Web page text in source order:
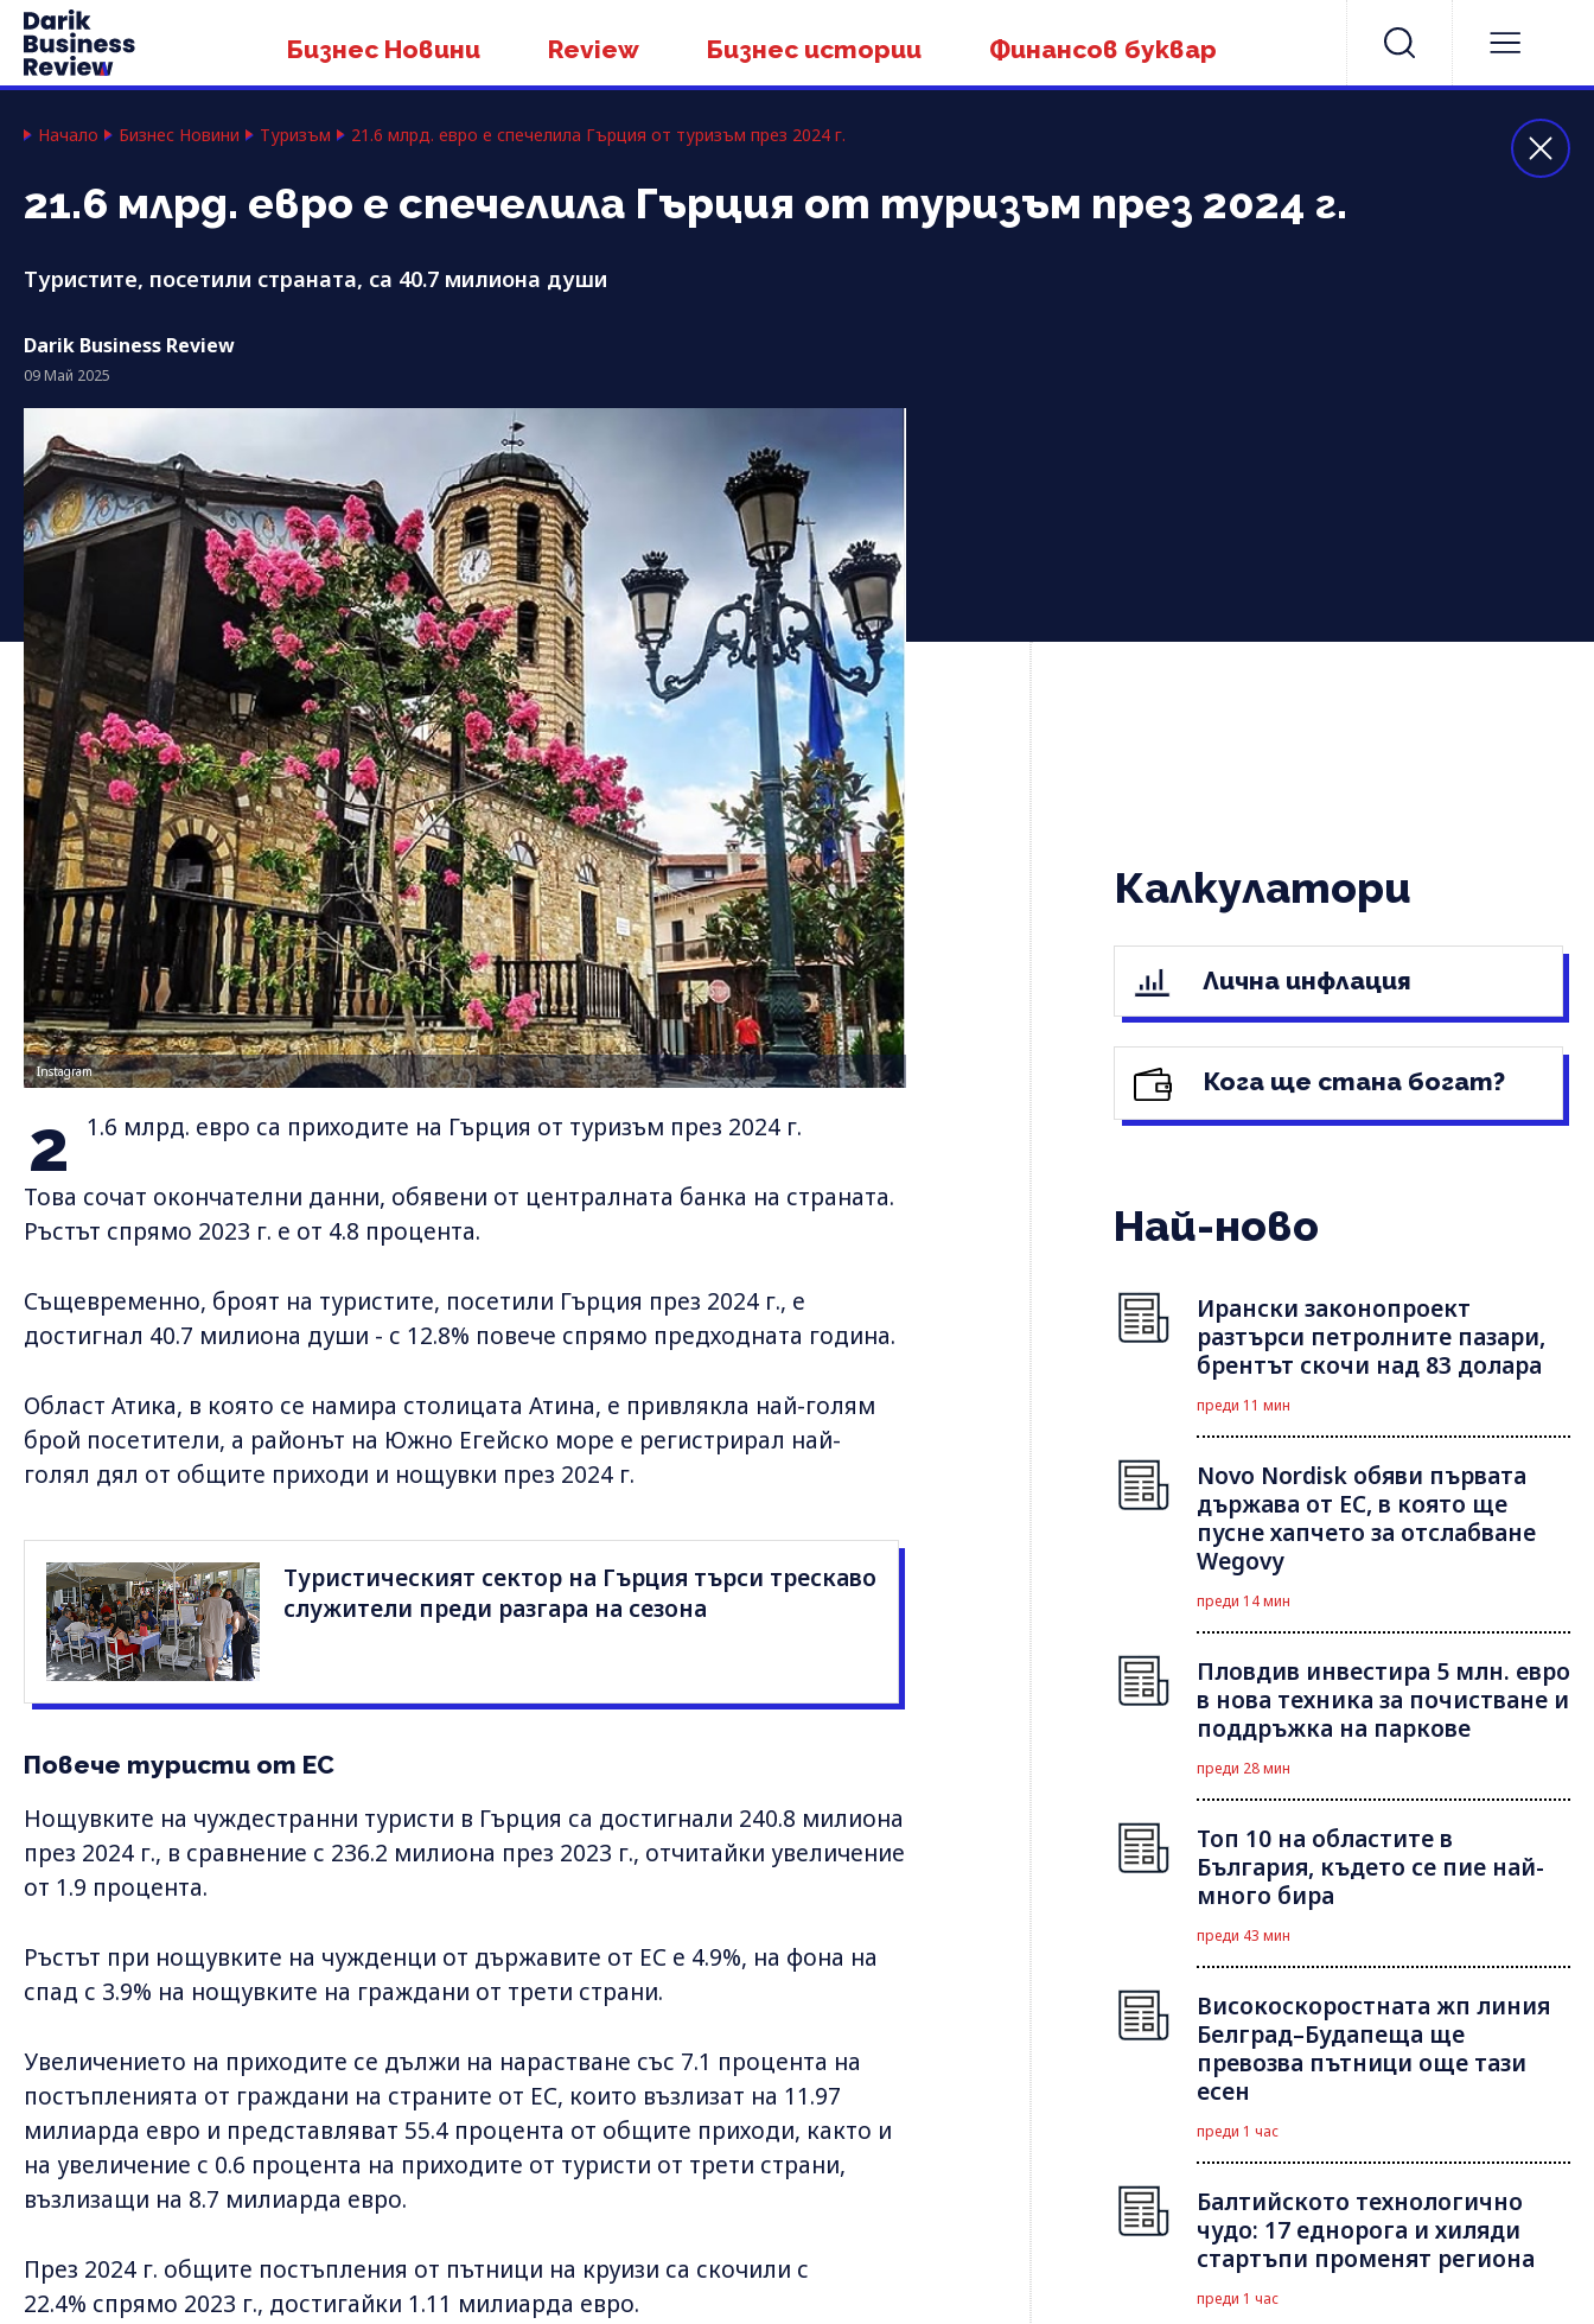
Бизнес Новини Review Бизнес истории Финансов буквар
Начало Бизнес Новини Туризъм 21.6 млрд. евро е спечелила Гърция от туризъм през 2024 г.
21.6 млрд. евро е спечелила Гърция от туризъм през 2024 г.
Туристите, посетили страната, са 40.7 милиона души
Darik Business Review
09 Май 2025
Instagram
2 1.6 млрд. евро са приходите на Гърция от туризъм през 2024 г.
Това сочат окончателни данни, обявени от централната банка на страната.
Ръстът спрямо 2023 г. е от 4.8 процента.
Същевременно, броят на туристите, посетили Гърция през 2024 г., е
достигнал 40.7 милиона души - с 12.8% повече спрямо предходната година.
Област Атика, в която се намира столицата Атина, е привлякла най-голям
брой посетители, а районът на Южно Егейско море е регистрирал най-
голял дял от общите приходи и нощувки през 2024 г.
Туристическият сектор на Гърция търси трескаво
служители преди разгара на сезона
Повече туристи от ЕС
Нощувките на чуждестранни туристи в Гърция са достигнали 240.8 милиона
през 2024 г., в сравнение с 236.2 милиона през 2023 г., отчитайки увеличение
от 1.9 процента.
Ръстът при нощувките на чужденци от държавите от ЕС е 4.9%, на фона на
спад с 3.9% на нощувките на граждани от трети страни.
Увеличението на приходите се дължи на нарастване със 7.1 процента на
постъпленията от граждани на страните от ЕС, които възлизат на 11.97
милиарда евро и представляват 55.4 процента от общите приходи, както и
на увеличение с 0.6 процента на приходите от туристи от трети страни,
възлизащи на 8.7 милиарда евро.
През 2024 г. общите постъпления от пътници на круизи са скочили с
22.4% спрямо 2023 г., достигайки 1.11 милиарда евро.
Калкулатори
Лична инфлация
Кога ще стана богат?
Най-ново
Ирански законопроект
разтърси петролните пазари,
брентът скочи над 83 долара
преди 11 мин
Novo Nordisk обяви първата
държава от ЕС, в която ще
пусне хапчето за отслабване
Wegovy
преди 14 мин
Пловдив инвестира 5 млн. евро
в нова техника за почистване и
поддръжка на паркове
преди 28 мин
Топ 10 на областите в
България, където се пие най-
много бира
преди 43 мин
Високоскоростната жп линия
Белград–Будапеща ще
превозва пътници още тази
есен
преди 1 час
Балтийското технологично
чудо: 17 еднорога и хиляди
стартъпи променят региона
преди 1 час